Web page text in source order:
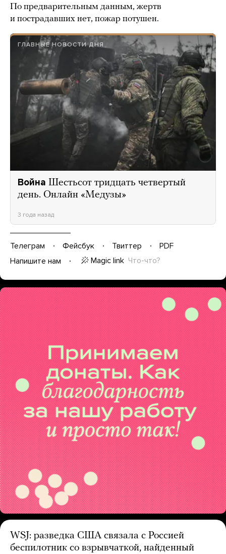
По предварительным данным, жертв
и пострадавших нет, пожар потушен.
ГЛАВНЫЕ НОВОСТИ ДНЯ
Война Шестьсот тридцать четвертый
день. Онлайн «Медузы»
3 года назад
Телеграм Фейсбук Твиттер
PDF
Напишите нам
Magic link Что-что?
WSJ: разведка США связала с Россией
беспилотник со взрывчаткой, найденный